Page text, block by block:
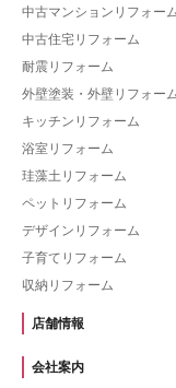
中古マンションリフォー
中古住宅リフォーム
耐震リフォーム
外壁塗装・外壁リフォー
キッチンリフォーム
浴室リフォーム
珪藻土リフォーム
ペットリフォーム
デザインリフォーム
子育てリフォーム
収納リフォーム
店舗情報
会社案内